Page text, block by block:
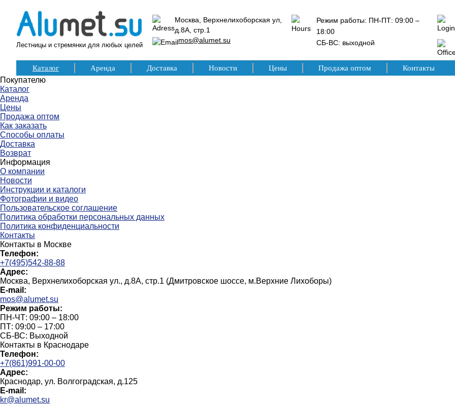
Лестницы и стремянки для любых целей
Москва, Верхнелихоборская ул,
д.8А, стр.1
mos@alumet.su
Режим работы: ПН-ПТ: 09:00 –
18:00
СБ-ВС: выходной
Каталог Аренда Доставка Новости Цены Продажа оптом Контакты
Покупателю
Каталог
Аренда
Цены
Продажа оптом
Как заказать
Способы оплаты
Доставка
Возврат
Информация
О компании
Новости
Инструкции и каталоги
Фотографии и видео
Пользовательское соглашение
Политика обработки персональных данных
Политика конфиденциальности
Контакты
Контакты в Москве
Телефон:
+7(495)542-88-88
Адрес:
Москва, Верхнелихоборская ул., д.8А, стр.1 (Дмитровское шоссе, м.Верхние Лихоборы)
E-mail:
mos@alumet.su
Режим работы:
ПН-ЧТ: 09:00 – 18:00
ПТ: 09:00 – 17:00
СБ-ВС: Выходной
Контакты в Краснодаре
Телефон:
+7(861)991-00-00
Адрес:
Краснодар, ул. Волгоградская, д.125
E-mail:
kr@alumet.su